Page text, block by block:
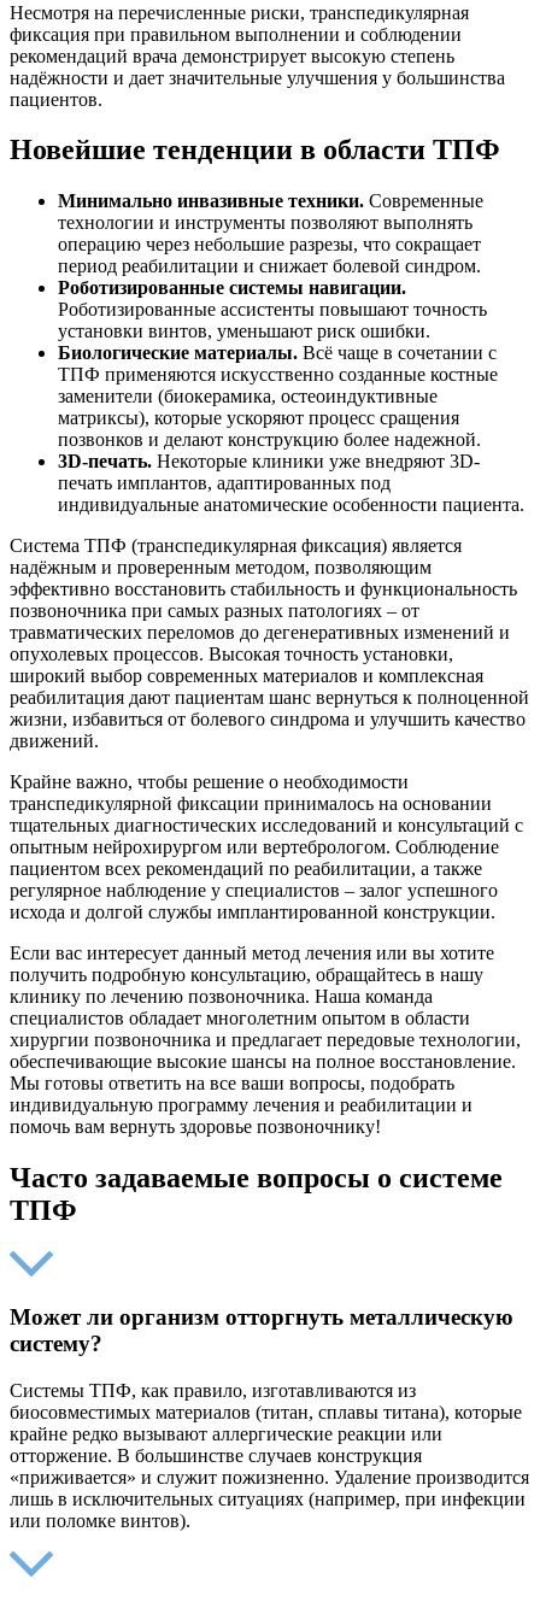
Несмотря на перечисленные риски, транспедикулярная
фиксация при правильном выполнении и соблюдении
рекомендаций врача демонстрирует высокую степень
надёжности и дает значительные улучшения у большинства
пациентов.
Новейшие тенденции в области ТПФ
Минимально инвазивные техники. Современные
технологии и инструменты позволяют выполнять
операцию через небольшие разрезы, что сокращает
период реабилитации и снижает болевой синдром.
Роботизированные системы навигации.
Роботизированные ассистенты повышают точность
установки винтов, уменьшают риск ошибки.
Биологические материалы. Всё чаще в сочетании с
ТПФ применяются искусственно созданные костные
заменители (биокерамика, остеоиндуктивные
матриксы), которые ускоряют процесс сращения
позвонков и делают конструкцию более надежной.
3D-печать. Некоторые клиники уже внедряют 3D-
печать имплантов, адаптированных под
индивидуальные анатомические особенности пациента.
Система ТПФ (транспедикулярная фиксация) является
надёжным и проверенным методом, позволяющим
эффективно восстановить стабильность и функциональность
позвоночника при самых разных патологиях – от
травматических переломов до дегенеративных изменений и
опухолевых процессов. Высокая точность установки,
широкий выбор современных материалов и комплексная
реабилитация дают пациентам шанс вернуться к полноценной
жизни, избавиться от болевого синдрома и улучшить качество
движений.
Крайне важно, чтобы решение о необходимости
транспедикулярной фиксации принималось на основании
тщательных диагностических исследований и консультаций с
опытным нейрохирургом или вертебрологом. Соблюдение
пациентом всех рекомендаций по реабилитации, а также
регулярное наблюдение у специалистов – залог успешного
исхода и долгой службы имплантированной конструкции.
Если вас интересует данный метод лечения или вы хотите
получить подробную консультацию, обращайтесь в нашу
клинику по лечению позвоночника. Наша команда
специалистов обладает многолетним опытом в области
хирургии позвоночника и предлагает передовые технологии,
обеспечивающие высокие шансы на полное восстановление.
Мы готовы ответить на все ваши вопросы, подобрать
индивидуальную программу лечения и реабилитации и
помочь вам вернуть здоровье позвоночнику!
Часто задаваемые вопросы о системе
ТПФ
Может ли организм отторгнуть металлическую
систему?
Системы ТПФ, как правило, изготавливаются из
биосовместимых материалов (титан, сплавы титана), которые
крайне редко вызывают аллергические реакции или
отторжение. В большинстве случаев конструкция
«приживается» и служит пожизненно. Удаление производится
лишь в исключительных ситуациях (например, при инфекции
или поломке винтов).